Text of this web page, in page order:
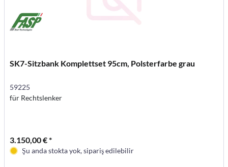
SK7-Sitzbank Komplettset 95cm, Polsterfarbe grau
59225
für Rechtslenker
3.150,00 € *
Şu anda stokta yok, sipariş edilebilir